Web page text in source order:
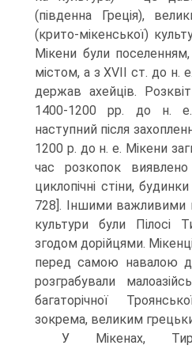
(південна Греція),
(крито-мікенської)
Мікени були
містом, а з XVII ст. до н.
держав ахейців.
1400-1200 рр. до н.
наступний після
1200 р. до н. е. Мікени
час розкопок виявлено
циклопічні стіни,
728]. Іншими важливими
культури були Пілосі
згодом дорійцями.
перед самою навалою
розграбували
бага­торічної
зокрема, великим
У Мікенах,